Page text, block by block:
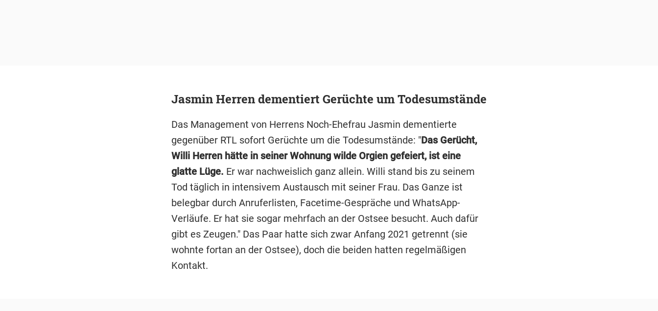
Jasmin Herren dementiert Gerüchte um Todesumstände
Das Management von Herrens Noch-Ehefrau Jasmin dementierte
gegenüber RTL sofort Gerüchte um die Todesumstände: "Das Gerücht,
Willi Herren hätte in seiner Wohnung wilde Orgien gefeiert, ist eine
glatte Lüge. Er war nachweislich ganz allein. Willi stand bis zu seinem
Tod täglich in intensivem Austausch mit seiner Frau. Das Ganze ist
belegbar durch Anruferlisten, Facetime-Gespräche und WhatsApp-
Verläufe. Er hat sie sogar mehrfach an der Ostsee besucht. Auch dafür
gibt es Zeugen." Das Paar hatte sich zwar Anfang 2021 getrennt (sie
wohnte fortan an der Ostsee), doch die beiden hatten regelmäßigen
Kontakt.